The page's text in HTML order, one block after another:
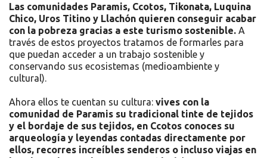
Las comunidades Paramis, Ccotos, Tikonata, Luquina
Chico, Uros Titino y Llachón quieren conseguir acabar
con la pobreza gracias a este turismo sostenible. A
través de estos proyectos tratamos de formarles para
que puedan acceder a un trabajo sostenible y
conservando sus ecosistemas (medioambiente y
cultural).
Ahora ellos te cuentan su cultura: vives con la
comunidad de Paramis su tradicional tinte de tejidos
y el bordaje de sus tejidos, en Ccotos conoces su
arqueología y leyendas contadas directamente por
ellos, recorres increíbles senderos o incluso viajas en